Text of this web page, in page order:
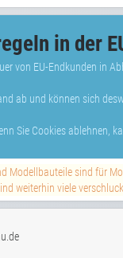
in der
von EU-Endkunden in
ab und können sich
Sie Cookies ablehnen,
Modellbauteile sind für
weiterhin viele